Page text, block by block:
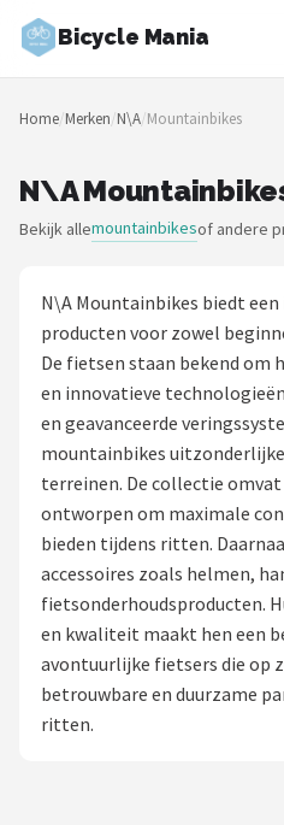
Bicycle Mania
Zoeken
NAVIGATIE
Merken
Kinderfietsen
Stadsfietsen
Elektrische fietsen
Mountainbikes
Shop
Basil
Home/Merken/N\A/Mountainbikes
N\A
Bekijk allemountainbikesof andere
N\A Mountainbikes biedt
producten voor zowel
De fietsen staan bekend om
en innovatieve
en geavanceerde
mountainbikes
terreinen. De collectie
ontworpen om maximale
bieden tijdens ritten.
accessoires zoals helmen,
fietsonderhoudsproducten.
en kwaliteit maakt hen een
avontuurlijke fietsers die op
betrouwbare en duurzame
ritten.